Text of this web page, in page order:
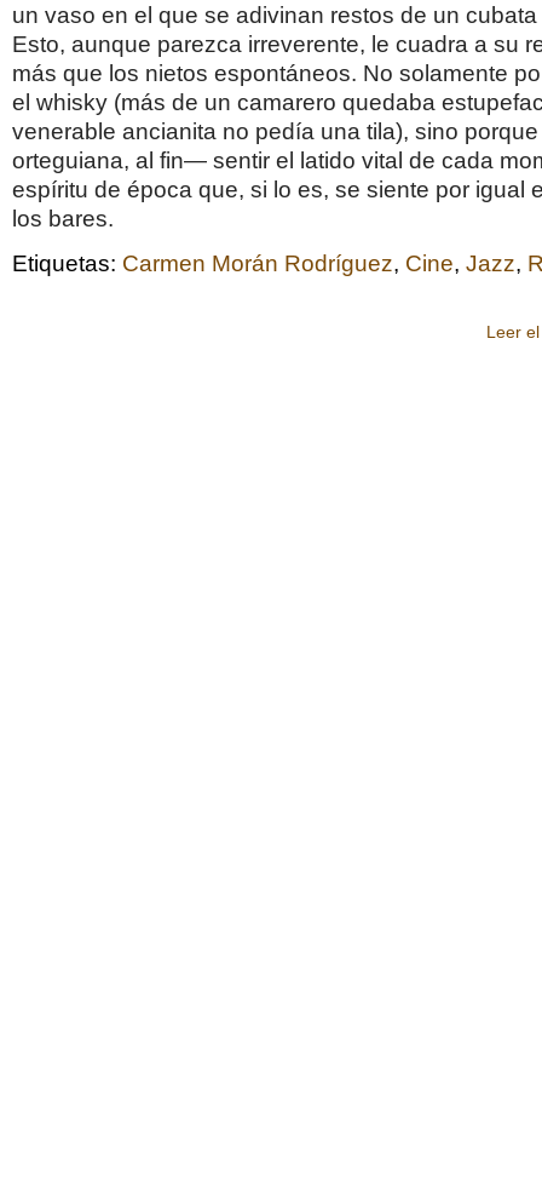
un vaso en el que se adivinan restos de un
Esto, aunque parezca irreverente, le cuadra a su
más que los nietos espontáneos. No solamente
el whisky (más de un camarero quedaba
venerable ancianita no pedía una tila), sino
orteguiana, al fin— sentir el latido vital de cada
espíritu de época que, si lo es, se siente por igual
los bares.
Etiquetas: Carmen Morán Rodríguez, Cine, Jazz,
Leer